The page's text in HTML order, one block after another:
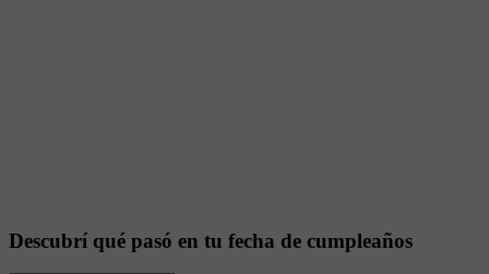
Descubrí qué pasó en tu fecha de cumpleaños